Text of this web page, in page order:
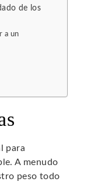
de los
a un
para
A menudo
peso todo